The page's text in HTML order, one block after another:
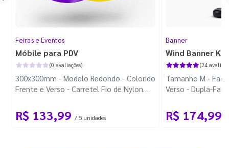
Feiras e Eventos
Móbile para PDV
(0 avaliações)
300x300mm - Modelo Redondo - Colorido
Frente e Verso - Carretel Fio de Nylon
R$ 133,99 / 5 unidades
Banner
Wind Banner
(24
Tamanho M -
Verso - Dupla-
R$ 174,99